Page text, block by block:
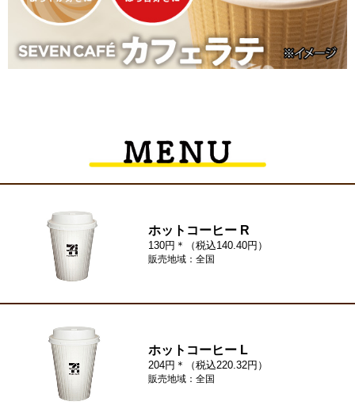
ホットコーヒー R
130円＊（税込140.40円）
販売地域：全国
ホットコーヒー L
204円＊（税込220.32円）
販売地域：全国